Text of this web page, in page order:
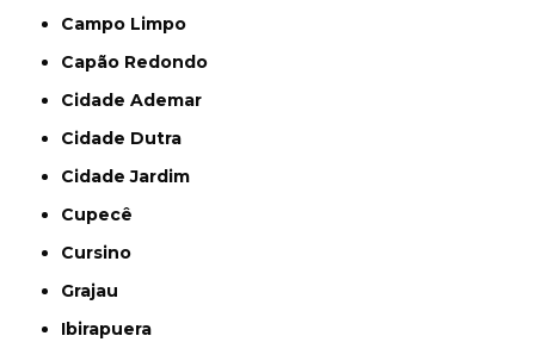
Campo Limpo
Capão Redondo
Cidade Ademar
Cidade Dutra
Cidade Jardim
Cupecê
Cursino
Grajau
Ibirapuera